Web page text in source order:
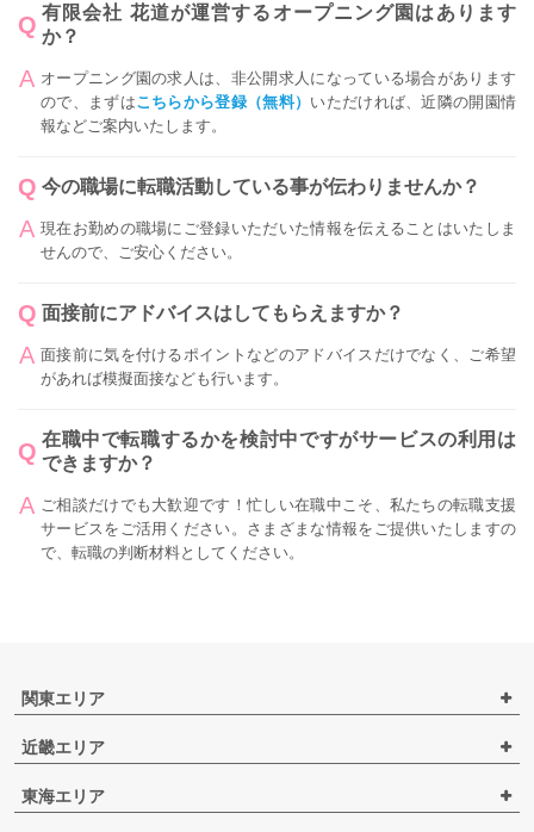
有限会社 花道が運営するオープニング園はあります
か？
オープニング園の求人は、非公開求人になっている場合があります
ので、まずはこちらから登録（無料） いただければ、近隣の開園情
報などご案内いたします。
今の職場に転職活動している事が伝わりませんか？
現在お勤めの職場にご登録いただいた情報を伝えることはいたしま
せんので、ご安心ください。
面接前にアドバイスはしてもらえますか？
面接前に気を付けるポイントなどのアドバイスだけでなく、ご希望
があれば模擬面接なども行います。
在職中で転職するかを検討中ですがサービスの利用は
できますか？
ご相談だけでも大歓迎です！忙しい在職中こそ、私たちの転職支援
サービスをご活用ください。さまざまな情報をご提供いたしますの
で、転職の判断材料としてください。
関東エリア
近畿エリア
東海エリア